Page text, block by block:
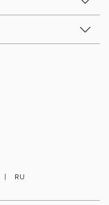
| RU